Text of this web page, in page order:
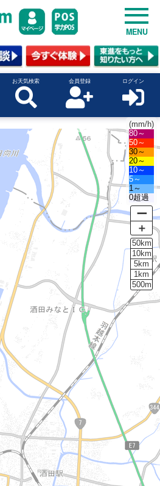
MENU
お天気検索 会員登録 ログイン
(mm/h)
80～
50～
30～
20～
10～
5～
1～
0超過
ー
＋
50km
10km
5km
1km
500m